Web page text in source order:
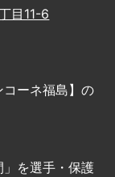
目11-6
ーネ福島】の
」を選手・保護